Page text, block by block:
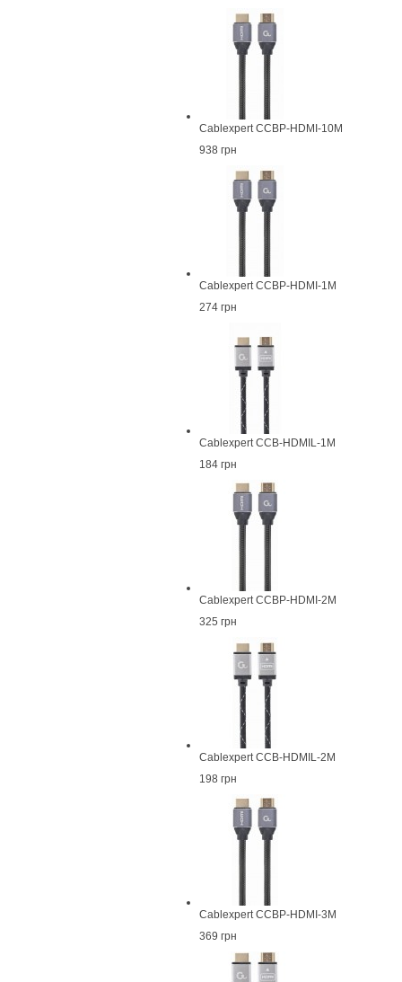
Cablexpert CCBP-HDMI-10M
938 грн
Cablexpert CCBP-HDMI-1M
274 грн
Cablexpert CCB-HDMIL-1M
184 грн
Cablexpert CCBP-HDMI-2M
325 грн
Cablexpert CCB-HDMIL-2M
198 грн
Cablexpert CCBP-HDMI-3M
369 грн